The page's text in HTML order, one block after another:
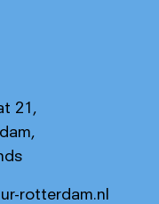
21,
rotterdam.nl